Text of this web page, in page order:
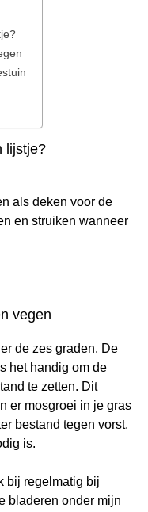
lijstje?
als deken voor de
en struiken wanneer
vegen
de zes graden. De
het handig om de
te zetten. Dit
er mosgroei in je gras
bestand tegen vorst.
is.
bij regelmatig bij
bladeren onder mijn